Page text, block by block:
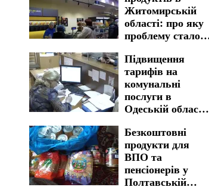
Житомирській
області: про яку
проблему стало
Підвищення
тарифів на
комунальні
послуги в
Одеській області:
вартістю
змінилася
Безкоштовні
продукти для
ВПО та
пенсіонерів у
Полтавській